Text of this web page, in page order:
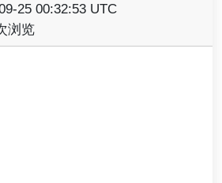
25 00:32:53 UTC
浏览